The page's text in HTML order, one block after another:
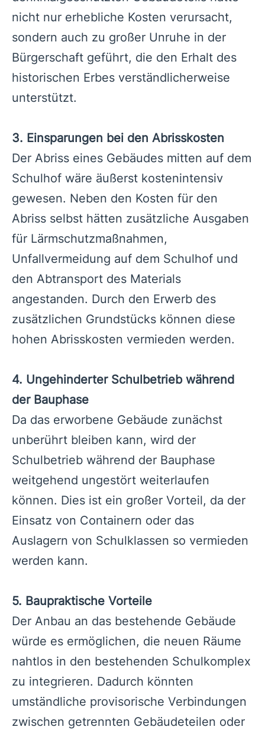
nicht nur erhebliche Kosten verursacht,
sondern auch zu großer Unruhe in der
Bürgerschaft geführt, die den Erhalt des
historischen Erbes verständlicherweise
unterstützt.
3. Einsparungen bei den Abrisskosten
Der Abriss eines Gebäudes mitten auf dem
Schulhof wäre äußerst kostenintensiv
gewesen. Neben den Kosten für den
Abriss selbst hätten zusätzliche Ausgaben
für Lärmschutzmaßnahmen,
Unfallvermeidung auf dem Schulhof und
den Abtransport des Materials
angestanden. Durch den Erwerb des
zusätzlichen Grundstücks können diese
hohen Abrisskosten vermieden werden.
4. Ungehinderter Schulbetrieb während
der Bauphase
Da das erworbene Gebäude zunächst
unberührt bleiben kann, wird der
Schulbetrieb während der Bauphase
weitgehend ungestört weiterlaufen
können. Dies ist ein großer Vorteil, da der
Einsatz von Containern oder das
Auslagern von Schulklassen so vermieden
werden kann.
5. Baupraktische Vorteile
Der Anbau an das bestehende Gebäude
würde es ermöglichen, die neuen Räume
nahtlos in den bestehenden Schulkomplex
zu integrieren. Dadurch könnten
umständliche provisorische Verbindungen
zwischen getrennten Gebäudeteilen oder